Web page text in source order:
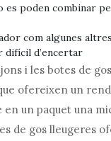
es poden combinar
com algunes
difícil d’encertar
i les botes de
ofereixen un
un paquet una
de gos lleugeres